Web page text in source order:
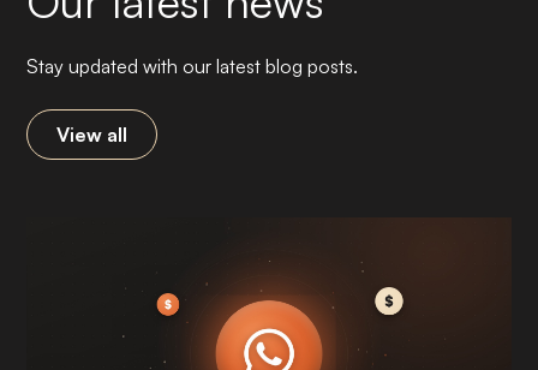
Stay updated with our latest blog posts.
View all